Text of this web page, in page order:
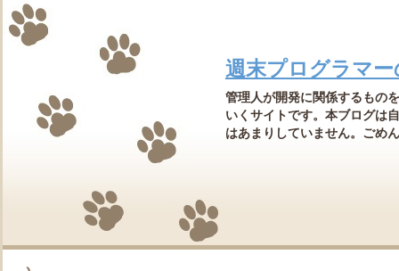
週末プログラマ
管理人が開発に関係するもの
いくサイトです。本ブログは
はあまりしていません。ごめ